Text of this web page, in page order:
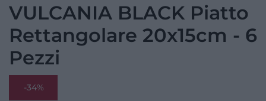
VULCANIA BLACK Piatto
Rettangolare 20x15cm - 6
Pezzi
-34%